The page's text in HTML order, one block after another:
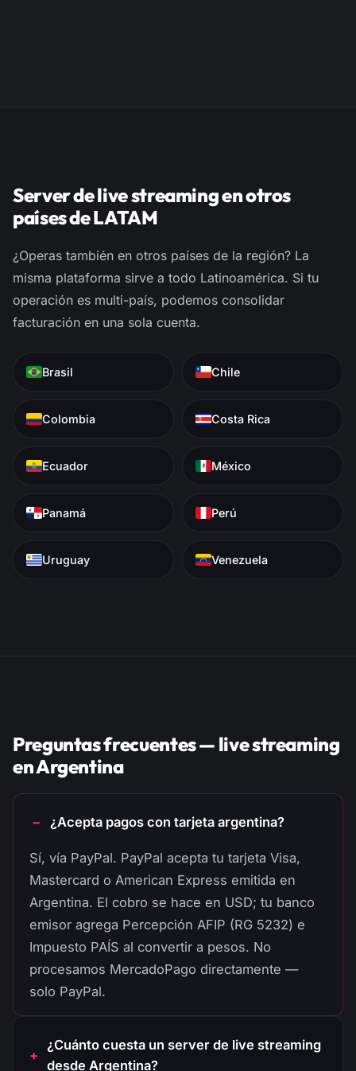
Server de live streaming en otros
países de LATAM
¿Operas también en otros países de la región? La
misma plataforma sirve a todo Latinoamérica. Si tu
operación es multi-país, podemos consolidar
facturación en una sola cuenta.
Brasil Chile
Colombia Costa Rica
Ecuador México
Panamá Perú
Uruguay Venezuela
Preguntas frecuentes — live streaming
en Argentina
¿Acepta pagos con tarjeta argentina?
Sí, vía PayPal. PayPal acepta tu tarjeta Visa,
Mastercard o American Express emitida en
Argentina. El cobro se hace en USD; tu banco
emisor agrega Percepción AFIP (RG 5232) e
Impuesto PAÍS al convertir a pesos. No
procesamos MercadoPago directamente —
solo PayPal.
¿Cuánto cuesta un server de live streaming
desde Argentina?